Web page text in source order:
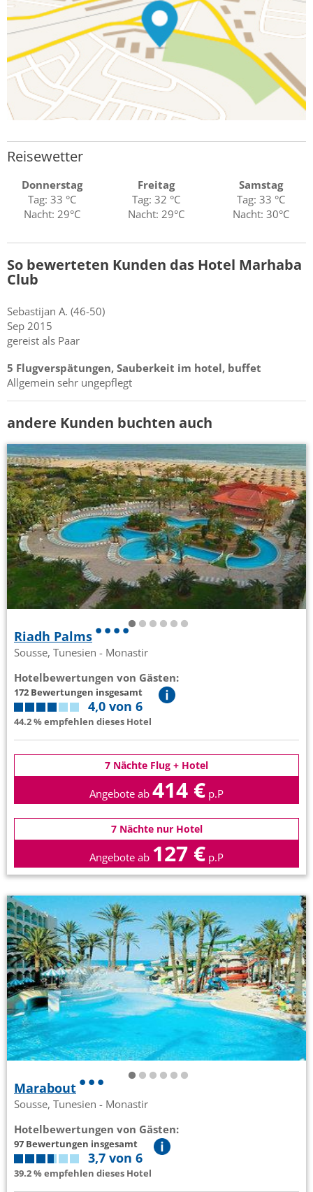
Reisewetter
Donnerstag
Tag: 33 °C
Nacht: 29°C
Freitag
Tag: 32 °C
Nacht: 29°C
Samstag
Tag: 33 °C
Nacht: 30°C
So bewerteten Kunden das Hotel Marhaba
Club
Sebastijan A. (46-50)
Sep 2015
gereist als Paar
5 Flugverspätungen, Sauberkeit im hotel, buffet
Allgemein sehr ungepflegt
andere Kunden buchten auch
Riadh Palms
Sousse, Tunesien - Monastir
Hotelbewertungen von Gästen:
172 Bewertungen insgesamt
4,0 von 6
44.2 % empfehlen dieses Hotel
7 Nächte Flug + Hotel
Angebote ab 414 € p.P
7 Nächte nur Hotel
Angebote ab 127 € p.P
Marabout
Sousse, Tunesien - Monastir
Hotelbewertungen von Gästen:
97 Bewertungen insgesamt
3,7 von 6
39.2 % empfehlen dieses Hotel